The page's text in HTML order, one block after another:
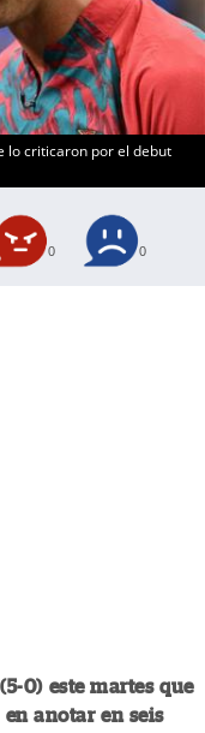
lo criticaron por el debut
0 0
0) este martes que
anotar en seis